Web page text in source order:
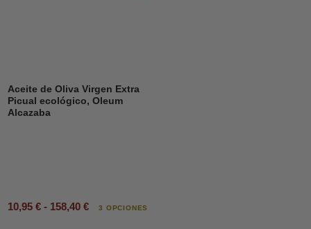
Aceite de Oliva Virgen Extra
Picual ecológico, Oleum
Alcazaba
10,95 € - 158,40 € 3 OPCIONES